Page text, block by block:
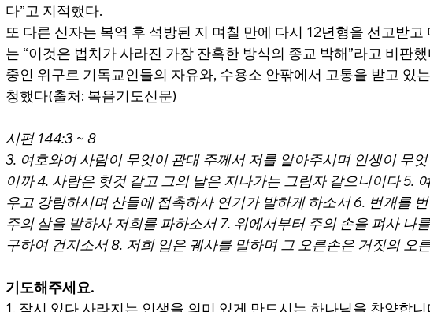
다”고 지적했다.
또 다른 신자는 복역 후 석방된 지 며칠 만에 다시 12년형을 선고받
는 “이것은 법치가 사라진 가장 잔혹한 방식의 종교 박해”라고 비판
중인 위구르 기독교인들의 자유와, 수용소 안팎에서 고통을 받고 있
청했다(출처: 복음기도신문)
시편 144:3 ~ 8
3. 여호와여 사람이 무엇이 관대 주께서 저를 알아주시며 인생이 무
이까 4. 사람은 헛것 같고 그의 날은 지나가는 그림자 같으니이다 5.
우고 강림하시며 산들에 접촉하사 연기가 발하게 하소서 6. 번개를
주의 살을 발하사 저희를 파하소서 7. 위에서부터 주의 손을 펴사 나
구하여 건지소서 8. 저희 입은 궤사를 말하며 그 오른손은 거짓의 오
기도해주세요.
1. 잠시 있다 사라지는 인생을 의미 있게 만드시는 하나님을 찬양합